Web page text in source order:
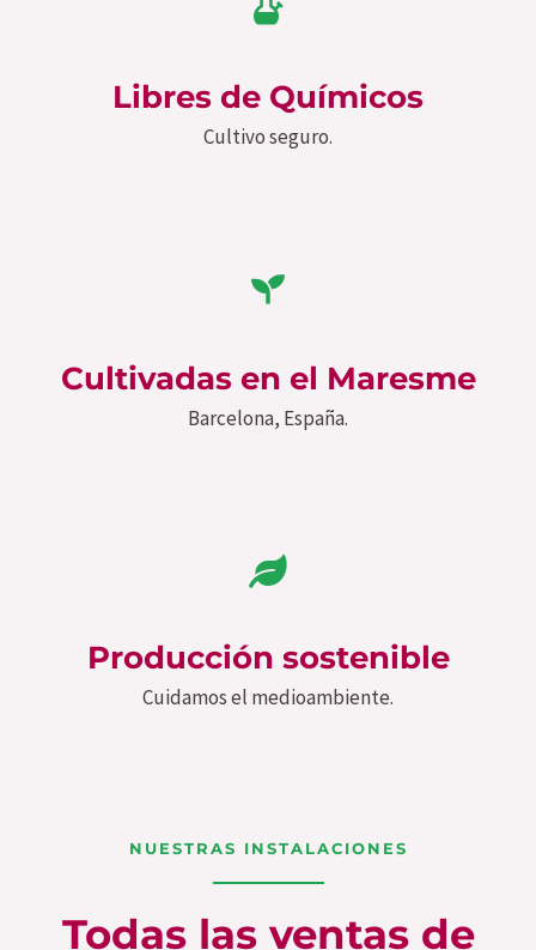
Libres de Químicos
Cultivo seguro.
Cultivadas en el Maresme
Barcelona, España.
Producción sostenible
Cuidamos el medioambiente.
NUESTRAS INSTALACIONES
Todas las ventas de